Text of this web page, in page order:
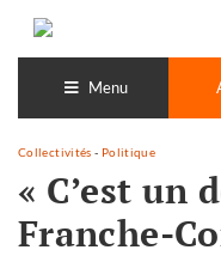
contenu
Menu
Collectivités - Politique
« C’est un
Franche-